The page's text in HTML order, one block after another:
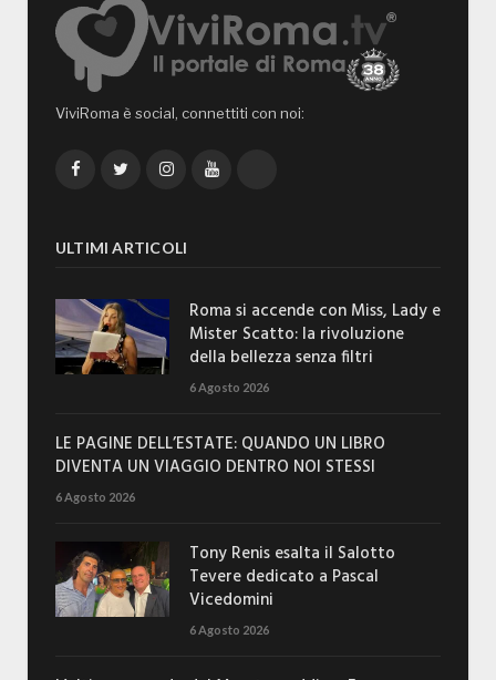
ViviRoma è social, connettiti con noi:
FacebookTwitterInstagramYouTube
ULTIMI ARTICOLI
Roma si accende con Miss, Lady e
Mister Scatto: la rivoluzione
della bellezza senza filtri
6 Agosto 2026
LE PAGINE DELL’ESTATE: QUANDO UN LIBRO
DIVENTA UN VIAGGIO DENTRO NOI STESSI
6 Agosto 2026
Tony Renis esalta il Salotto
Tevere dedicato a Pascal
Vicedomini
6 Agosto 2026